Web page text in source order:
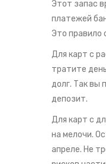
Этот запас
платежей
Это правило
Для карт с
тратите
долг. Так вы
депозит.
Для карт с
на мелочи.
апреле. Не